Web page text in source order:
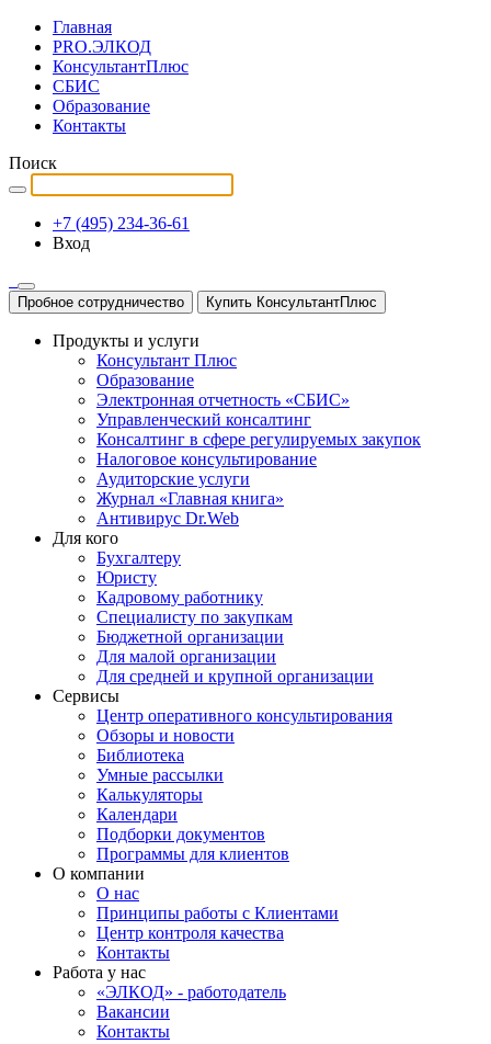
Главная
PRO.ЭЛКОД
КонсультантПлюс
СБИС
Образование
Контакты
Поиск
+7 (495) 234-36-61
Вход
Пробное сотрудничество Купить КонсультантПлюс
Продукты и услуги
Консультант Плюс
Образование
Электронная отчетность «СБИС»
Управленческий консалтинг
Консалтинг в сфере регулируемых закупок
Налоговое консультирование
Аудиторские услуги
Журнал «Главная книга»
Антивирус Dr.Web
Для кого
Бухгалтеру
Юристу
Кадровому работнику
Специалисту по закупкам
Бюджетной организации
Для малой организации
Для средней и крупной организации
Сервисы
Центр оперативного консультирования
Обзоры и новости
Библиотека
Умные рассылки
Калькуляторы
Календари
Подборки документов
Программы для клиентов
О компании
О нас
Принципы работы с Клиентами
Центр контроля качества
Контакты
Работа у нас
«ЭЛКОД» - работодатель
Вакансии
Контакты